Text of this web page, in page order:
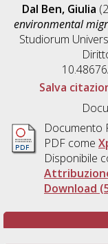
Dal Ben, Giulia
environmental
Studiorum
Salva
Documento
PDF come
Disponibile
Download